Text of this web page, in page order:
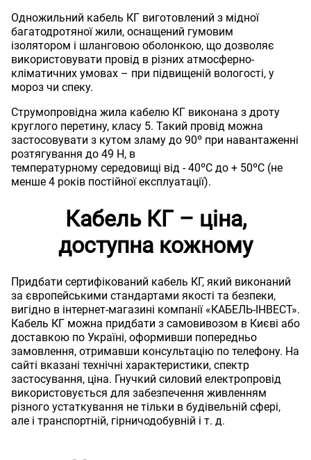
Одножильний кабель КГ виготовлений з мідної
багатодротяної жили, оснащений гумовим
ізолятором і шланговою оболонкою, що дозволяє
використовувати провід в різних атмосферно-
кліматичних умовах – при підвищеній вологості, у
мороз чи спеку.
Струмопровідна жила кабелю КГ виконана з дроту
круглого перетину, класу 5. Такий провід можна
застосовувати з кутом зламу до 90º при навантаженні
розтягування до 49 Н, в
температурному середовищі від - 40ºС до + 50ºС (не
менше 4 років постійної експлуатації).
Кабель КГ – ціна,
доступна кожному
Придбати сертифікований кабель КГ, який виконаний
за європейськими стандартами якості та безпеки,
вигідно в інтернет-магазині компанії «КАБЕЛЬ-ІНВЕСТ».
Кабель КГ можна придбати з самовивозом в Києві або
доставкою по Україні, оформивши попередньо
замовлення, отримавши консультацію по телефону. На
сайті вказані технічні характеристики, спектр
застосування, ціна. Гнучкий силовий електропровід
використовується для забезпечення живленням
різного устаткування не тільки в будівельній сфері,
але і транспортній, гірничодобувній і т. д.